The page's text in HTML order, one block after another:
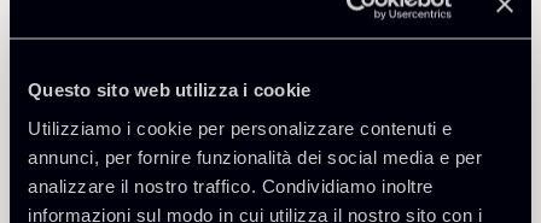
Questo sito web utilizza i cookie
Utilizziamo i cookie per personalizzare contenuti e
annunci, per fornire funzionalità dei social media e per
analizzare il nostro traffico. Condividiamo inoltre
informazioni sul modo in cui utilizza il nostro sito con i
Torna agli Insights